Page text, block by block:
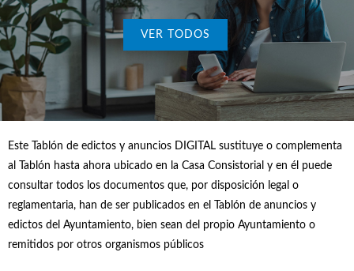
VER TODOS
Este Tablón de edictos y anuncios DIGITAL sustituye o complementa
al Tablón hasta ahora ubicado en la Casa Consistorial y en él puede
consultar todos los documentos que, por disposición legal o
reglamentaria, han de ser publicados en el Tablón de anuncios y
edictos del Ayuntamiento, bien sean del propio Ayuntamiento o
remitidos por otros organismos públicos